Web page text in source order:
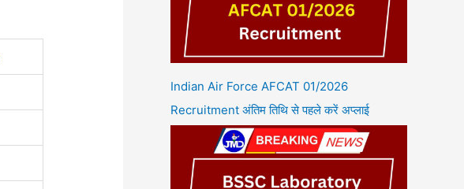
Indian Air Force AFCAT 01/2026
Recruitment अंतिम तिथि से पहले करें अप्लाई